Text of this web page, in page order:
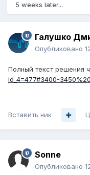
5 weeks later...
Галушко
Опубликовано
Полный текст решения
id_4=477#3400-
Вставить ник
Sonne
Опубликовано